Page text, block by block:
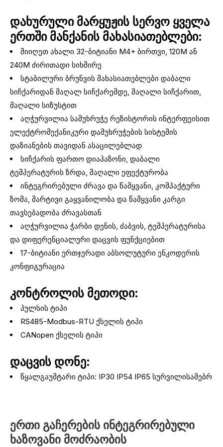
დახურული მარყუჟის სერვო ყველა
ერთში მანქანის მახასიათებლები:
მიიღეთ ახალი 32-ბიტიანი M4+ ბირთვი, 120M ან
240M ძირითადი სიხშირე
სტაბილური ბრუნვის მახასიათებლები დაბალი
სიჩქარიდან მაღალ სიჩქარემდე, მაღალი სიჩქარით,
მაღალი სიზუსტით
აღჭურვილია სამუხრუჭე რეზისტორის ინტერფეისით
ელექტრომექანიკური დამუხრუჭების სისტემის
დაზიანების თავიდან ასაცილებლად
სიჩქარის ფართო დიაპაზონი, დაბალი
ტემპერატურის ზრდა, მაღალი ეფექტურობა
ინტეგრირებული ძრავა და წამყვანი, კომპაქტური
ზომა, მარტივი გაყვანილობა და წამყვანი კარგი
თავსებადობა ძრავასთან
აღჭურვილია ჭარბი დენის, ძაბვის, ტემპერატურისა
და დიფერენციალური დაცვის ფუნქციებით
17-ბიტიანი ერთჯერადი აბსოლუტური ენკოდერის
კონფიგურაცია
კონტროლის მეთოდი:
პულსის ტიპი
RS485-Modbus-RTU ქსელის ტიპი
CANopen ქსელის ტიპი
დაცვის დონე:
წყალგაუმტარი ტიპი: IP30 IP54 IP65 სურვილისამებრ
ერთი გაჩერების ინტეგრირებული
ხაზოვანი მოძრაობის